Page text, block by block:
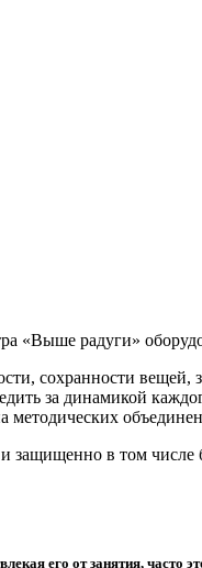
«Выше радуги»
сохранности
за динамикой
защищенно в том
его от занятия, часто